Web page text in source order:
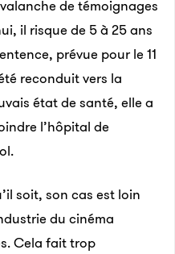
de témoignages
il risque de 5 à 25 ans
prévue pour le 11
reconduit vers la
état de santé, elle a
l’hôpital de
soit, son cas est loin
du cinéma
Cela fait trop